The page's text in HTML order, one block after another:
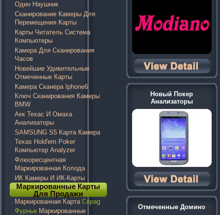
Один Наушник
Сканирование Камеры Для
Перемещения Карты
Карты Читатель Система
Компьютеры
Камера Для Сканирования
Часов
Новейшие Удивительные
Отмеченные Карты
Камера Сканера Iphone6
Ключ Сканирования Камеры
BMW
Акк Техас И Омаха
Анализаторы
SAMSUNG S5 Карта Камера
Texas Hold'em Poker
Компьютер Analyzer
Флюоресцентная
Маркированная Колода
ИК Камеры И ИК-Карты
Маркированные Карты
Для Продажи
Маркированная Карта Copag
Фурнье Маркированные
Новый Покер
Анализаторы
Отмеченные Домино